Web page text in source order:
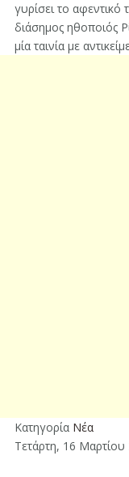
γυρίσει το
διάσημος ηθοποιός
μία ταινία με
Κατηγορία Νέα
Τετάρτη, 16 Μαρτίου